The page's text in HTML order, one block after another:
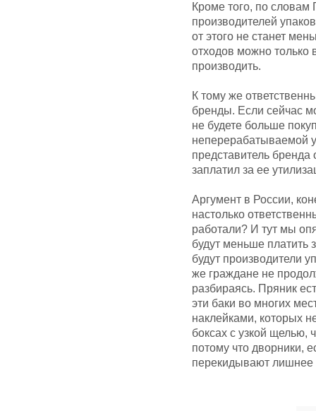
Кроме того, по словам
производителей
от этого не станет
отходов можно только
производить.
К тому же
бренды. Если сейчас
не будете больше
неперерабатываемой
представитель бренда
заплатил за ее
Аргумент в России,
настолько
работали? И тут мы
будут меньше платить
будут производители
же граждане не
разбираясь. Пряник
эти баки во многих
наклейками, которых
боксах с узкой щелью,
потому что дворники,
перекидывают лишнее